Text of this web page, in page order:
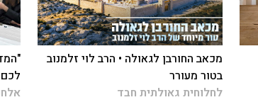
מכאב החורבן לגאולה • הרב לוי זלמנוב
בטור מעורר
לחלוחית גאולתית חבד